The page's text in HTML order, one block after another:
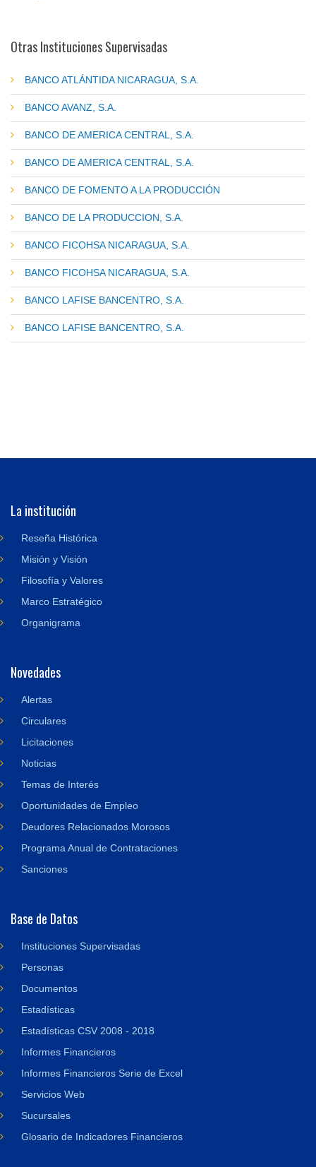
Otras Instituciones Supervisadas
BANCO ATLÁNTIDA NICARAGUA, S.A.
BANCO AVANZ, S.A.
BANCO DE AMERICA CENTRAL, S.A.
BANCO DE AMERICA CENTRAL, S.A.
BANCO DE FOMENTO A LA PRODUCCIÓN
BANCO DE LA PRODUCCION, S.A.
BANCO FICOHSA NICARAGUA, S.A.
BANCO FICOHSA NICARAGUA, S.A.
BANCO LAFISE BANCENTRO, S.A.
BANCO LAFISE BANCENTRO, S.A.
La institución
Reseña Histórica
Misión y Visión
Filosofía y Valores
Marco Estratégico
Organigrama
Novedades
Alertas
Circulares
Licitaciones
Noticias
Temas de Interés
Oportunidades de Empleo
Deudores Relacionados Morosos
Programa Anual de Contrataciones
Sanciones
Base de Datos
Instituciones Supervisadas
Personas
Documentos
Estadísticas
Estadísticas CSV 2008 - 2018
Informes Financieros
Informes Financieros Serie de Excel
Servicios Web
Sucursales
Glosario de Indicadores Financieros